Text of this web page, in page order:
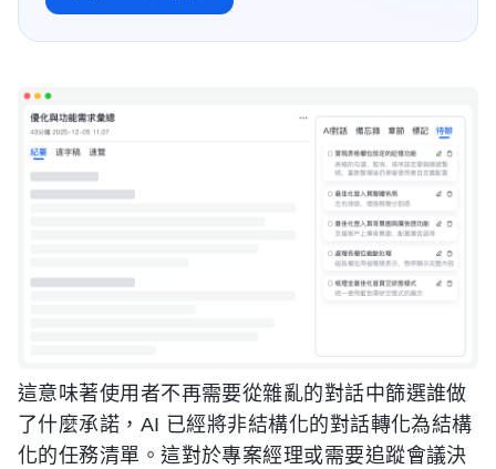
這意味著使用者不再需要從雜亂的對話中篩選誰做
了什麼承諾，AI 已經將非結構化的對話轉化為結構
化的任務清單。這對於專案經理或需要追蹤會議決